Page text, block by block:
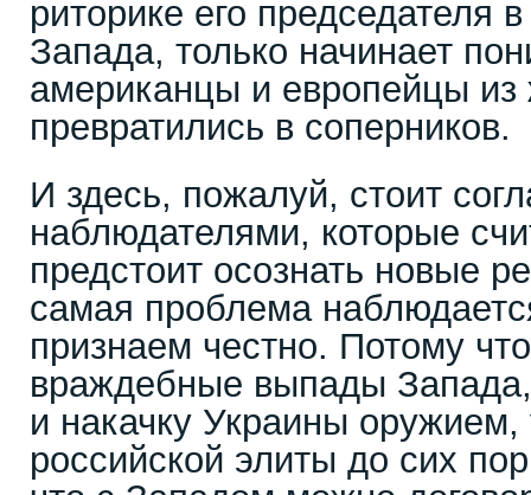
риторике его
Запада, только начинает
американцы и европейцы из
превратились в соперников.
И здесь, пожалуй, стоит
наблюдателями, которые
предстоит осознать новые
самая проблема
признаем честно. Потому
враждебные выпады
и накачку Украины оружием,
российской элиты до сих